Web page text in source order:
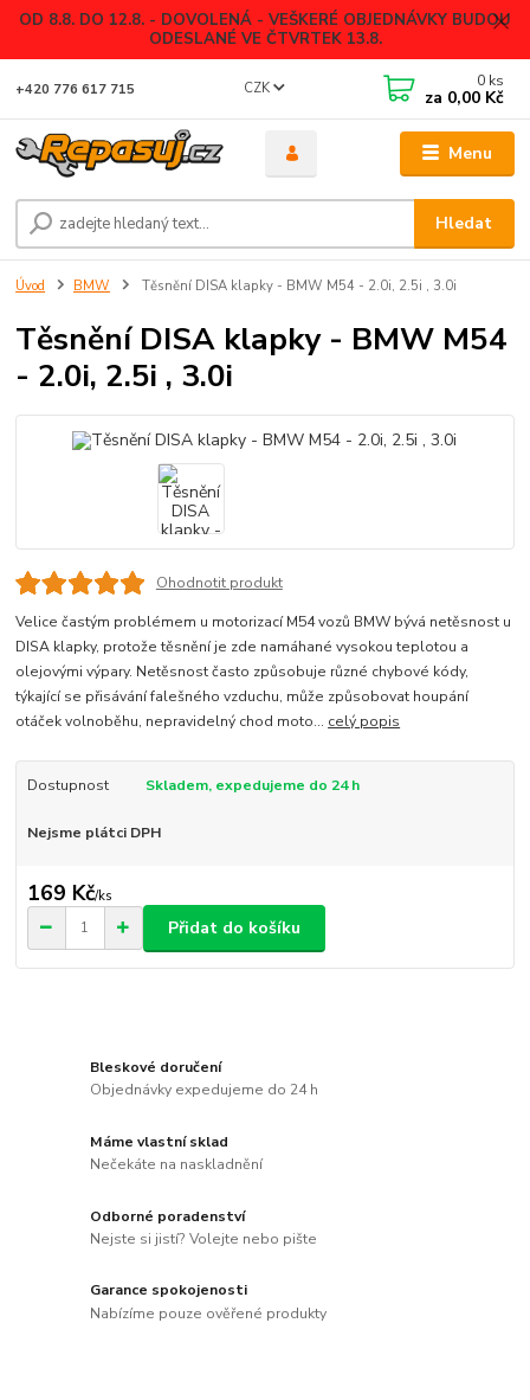
OD 8.8. DO 12.8. - DOVOLENÁ - VEŠKERÉ OBJEDNÁVKY BUDOU
ODESLANÉ VE ČTVRTEK 13.8.
Menu
CZK
Hledat
+420 776 617 715 0 ks
za 0,00 Kč
Úvod BMW Těsnění DISA klapky - BMW M54 - 2.0i, 2.5i , 3.0i
Těsnění DISA klapky - BMW M54
- 2.0i, 2.5i , 3.0i
Ohodnotit produkt
Velice častým problémem u motorizací M54 vozů BMW bývá netěsnost u
DISA klapky, protože těsnění je zde namáhané vysokou teplotou a
olejovými výpary. Netěsnost často způsobuje různé chybové kódy,
týkající se přisávání falešného vzduchu, může způsobovat houpání
otáček volnoběhu, nepravidelný chod moto... celý popis
Dostupnost Skladem, expedujeme do 24 h
Nejsme plátci DPH
169 Kč/ks
Přidat do košíku
Bleskové doručení
Objednávky expedujeme do 24 h
Máme vlastní sklad
Nečekáte na naskladnění
Odborné poradenství
Nejste si jistí? Volejte nebo pište
Garance spokojenosti
Nabízíme pouze ověřené produkty